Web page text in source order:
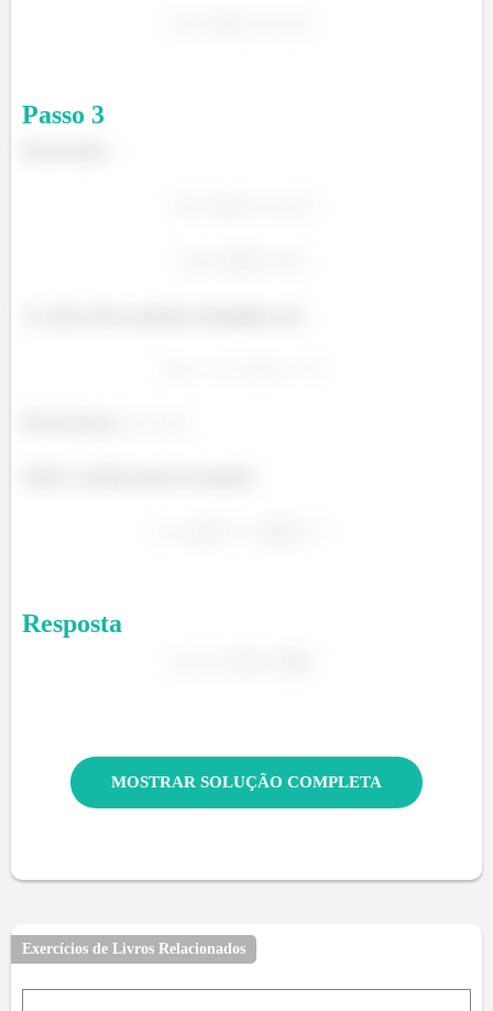
Passo 3
Resposta
MOSTRAR SOLUÇÃO COMPLETA
Exercícios de Livros Relacionados